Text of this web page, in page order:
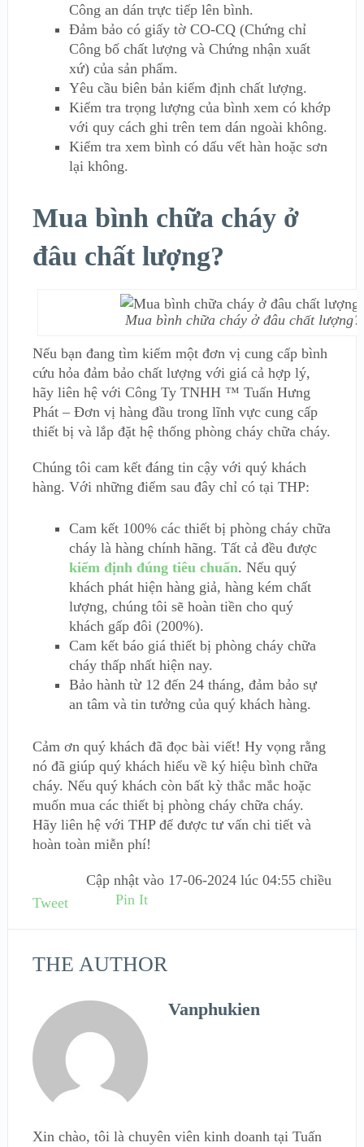
Công an dán trực tiếp lên bình.
Đảm bảo có giấy tờ CO-CQ (Chứng chỉ
Công bố chất lượng và Chứng nhận xuất
xứ) của sản phẩm.
Yêu cầu biên bản kiểm định chất lượng.
Kiểm tra trọng lượng của bình xem có khớp
với quy cách ghi trên tem dán ngoài không.
Kiểm tra xem bình có dấu vết hàn hoặc sơn
lại không.
Mua bình chữa cháy ở
đâu chất lượng?
Mua bình chữa cháy ở đâu chất lượng?
Nếu bạn đang tìm kiếm một đơn vị cung cấp bình
cứu hỏa đảm bảo chất lượng với giá cả hợp lý,
hãy liên hệ với Công Ty TNHH ™ Tuấn Hưng
Phát – Đơn vị hàng đầu trong lĩnh vực cung cấp
thiết bị và lắp đặt hệ thống phòng cháy chữa cháy.
Chúng tôi cam kết đáng tin cậy với quý khách
hàng. Với những điểm sau đây chỉ có tại THP:
Cam kết 100% các thiết bị phòng cháy chữa
cháy là hàng chính hãng. Tất cả đều được
kiểm định đúng tiêu chuẩn. Nếu quý
khách phát hiện hàng giả, hàng kém chất
lượng, chúng tôi sẽ hoàn tiền cho quý
khách gấp đôi (200%).
Cam kết báo giá thiết bị phòng cháy chữa
cháy thấp nhất hiện nay.
Bảo hành từ 12 đến 24 tháng, đảm bảo sự
an tâm và tin tưởng của quý khách hàng.
Cảm ơn quý khách đã đọc bài viết! Hy vọng rằng
nó đã giúp quý khách hiểu về ký hiệu bình chữa
cháy. Nếu quý khách còn bất kỳ thắc mắc hoặc
muốn mua các thiết bị phòng cháy chữa cháy.
Hãy liên hệ với THP để được tư vấn chi tiết và
hoàn toàn miễn phí!
Cập nhật vào 17-06-2024 lúc 04:55 chiều
Tweet
Pin It
THE AUTHOR
Vanphukien
Xin chào, tôi là chuyên viên kinh doanh tại Tuấn